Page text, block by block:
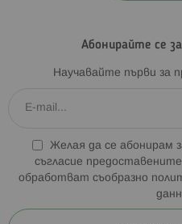
Абонирайте се
Научавайте първи за
Желая да се абонирам
съгласие
обработват съобразно